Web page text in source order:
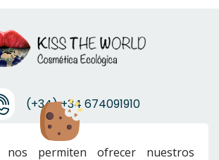
(+34) +34 674091910
info@ktwcanarias.com
nos permiten ofrecer nuestros